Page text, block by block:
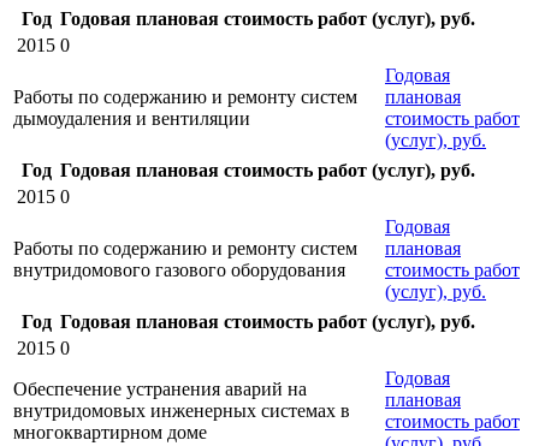
Год Годовая плановая стоимость работ (услуг), руб.
2015 0
Работы по содержанию и ремонту систем
дымоудаления и вентиляции
Годовая
плановая
стоимость работ
(услуг), руб.
Год Годовая плановая стоимость работ (услуг), руб.
2015 0
Работы по содержанию и ремонту систем
внутридомового газового оборудования
Годовая
плановая
стоимость работ
(услуг), руб.
Год Годовая плановая стоимость работ (услуг), руб.
2015 0
Обеспечение устранения аварий на
внутридомовых инженерных системах в
многоквартирном доме
Годовая
плановая
стоимость работ